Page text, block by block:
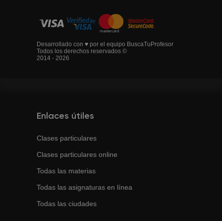
Desarrollado con ♥ por el equipo BuscaTuProfesor
Todos los derechos reservados ©
2014 - 2026
Enlaces útiles
Clases particulares
Clases particulares online
Todas las materias
Todas las asignaturas en línea
Todas las ciudades